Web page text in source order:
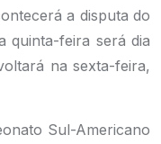
a disputa do
quinta-feira será dia
na sexta-feira,
Sul-Americano